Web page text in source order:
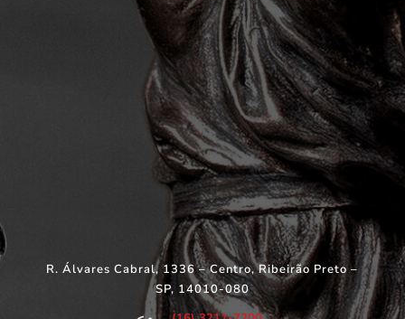
R. Álvares Cabral, 1336 – Centro, Ribeirão Preto –
SP, 14010-080